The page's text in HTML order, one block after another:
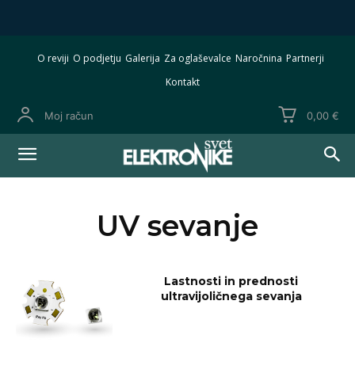
O reviji O podjetju Galerija Za oglaševalce Naročnina Partnerji
Kontakt
Moj račun 0,00 €
UV sevanje
Lastnosti in prednosti
ultravijoličnega sevanja